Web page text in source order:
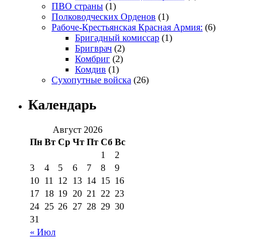
ПВО страны (1)
Полководческих Орденов (1)
Рабоче-Крестьянская Красная Армия: (6)
Бригадный комиссар (1)
Бригврач (2)
Комбриг (2)
Комдив (1)
Сухопутные войска (26)
Календарь
Август 2026
Пн Вт Ср Чт Пт Сб Вс
« Июл
1
2
3
4 5 6 7 8
9
10 11 12 13 14 15 16
17 18 19 20 21 22 23
24 25 26 27 28 29 30
31